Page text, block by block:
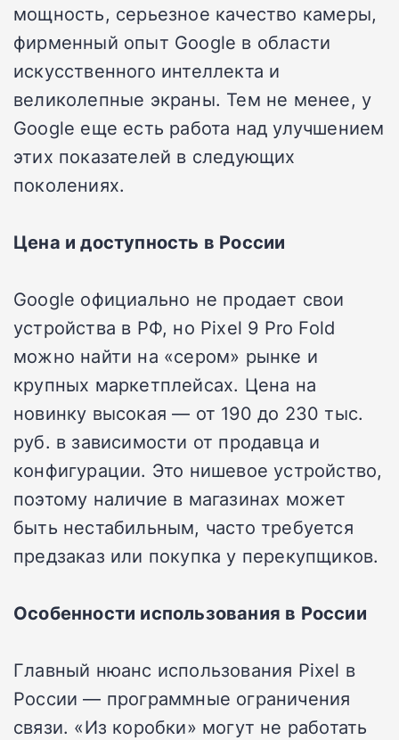
мощность, серьезное качество камеры,
фирменный опыт Google в области
искусственного интеллекта и
великолепные экраны. Тем не менее, у
Google еще есть работа над улучшением
этих показателей в следующих
поколениях.
Цена и доступность в России
Google официально не продает свои
устройства в РФ, но Pixel 9 Pro Fold
можно найти на «сером» рынке и
крупных маркетплейсах. Цена на
новинку высокая — от 190 до 230 тыс.
руб. в зависимости от продавца и
конфигурации. Это нишевое устройство,
поэтому наличие в магазинах может
быть нестабильным, часто требуется
предзаказ или покупка у перекупщиков.
Особенности использования в России
Главный нюанс использования Pixel в
России — программные ограничения
связи. «Из коробки» могут не работать